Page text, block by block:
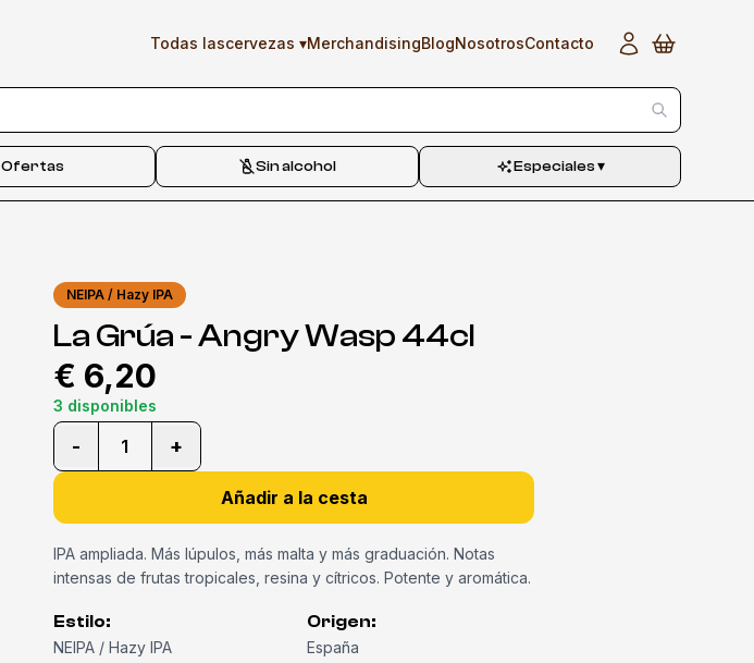
Todas lascervezas ▾MerchandisingBlogNosotrosContacto
Ofertas Sin alcohol Especiales▾
NEIPA / Hazy IPA
La Grúa - Angry Wasp 44cl
€ 6,20
3 disponibles
- 1 +
Añadir a la cesta
IPA ampliada. Más lúpulos, más malta y más graduación. Notas
intensas de frutas tropicales, resina y cítricos. Potente y aromática.
Estilo:
NEIPA / Hazy IPA
Origen:
España